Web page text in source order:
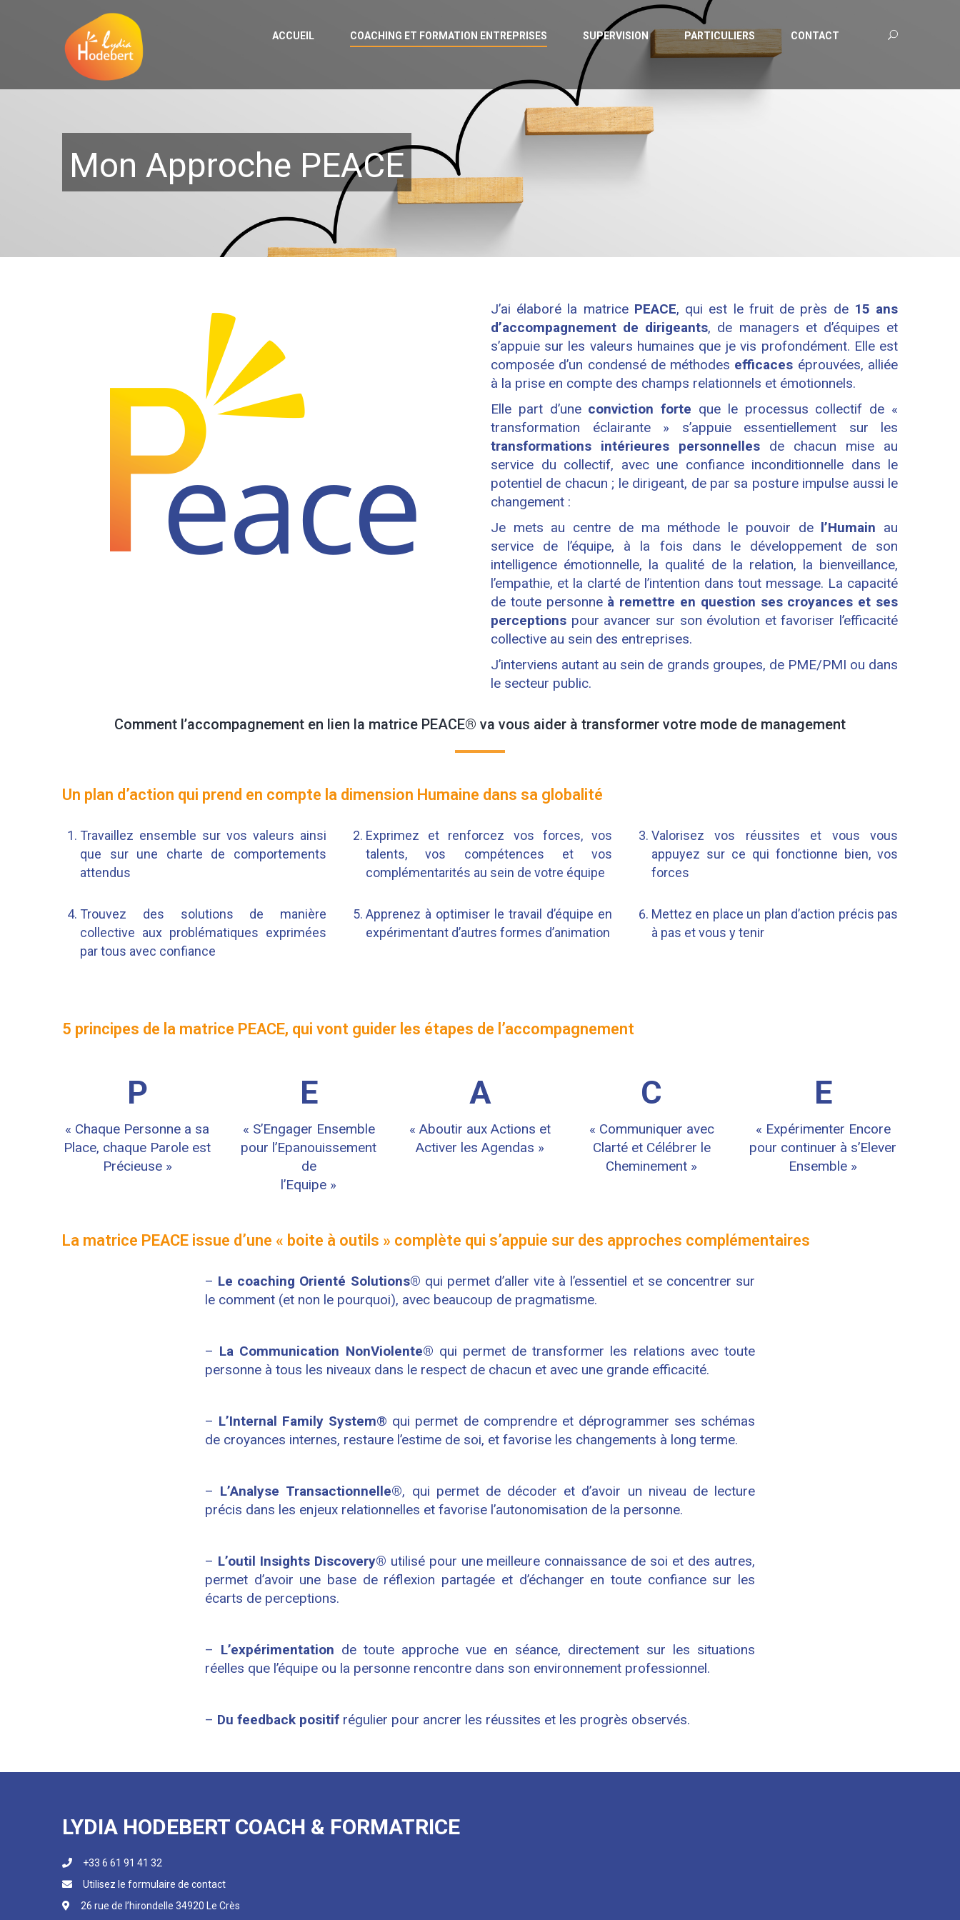
ACCUEIL COACHING ET FORMATION ENTREPRISES SUPERVISION PARTICULIERS CONTACT
Mon Approche PEACE
J’ai élaboré la matrice PEACE, qui est le fruit de près de 15 ans
d’accompagnement de dirigeants, de managers et d’équipes et
s’appuie sur les valeurs humaines que je vis profondément. Elle est
composée d’un condensé de méthodes efficaces éprouvées, alliée
à la prise en compte des champs relationnels et émotionnels.
Elle part d’une conviction forte que le processus collectif de «
transformation éclairante » s’appuie essentiellement sur les
transformations intérieures personnelles de chacun mise au
service du collectif, avec une confiance inconditionnelle dans le
potentiel de chacun ; le dirigeant, de par sa posture impulse aussi le
changement :
Je mets au centre de ma méthode le pouvoir de l’Humain au
service de l’équipe, à la fois dans le développement de son
intelligence émotionnelle, la qualité de la relation, la bienveillance,
l’empathie, et la clarté de l’intention dans tout message. La capacité
de toute personneà remettre en question ses croyances et ses
perceptions pour avancer sur son évolution et favoriser l’efficacité
collective au sein des entreprises.
J’interviens autant au sein de grands groupes, de PME/PMI ou dans
le secteur public.
Comment l’accompagnement en lien la matrice PEACE® va vous aider à transformer votre mode de management
Un plan d’action qui prend en compte la dimension Humaine dans sa globalité
Travaillez ensemble sur vos valeurs ainsi
que sur une charte de comportements
attendus
Exprimez et renforcez vos forces, vos
talents, vos compétences et vos
complémentarités au sein de votre équipe
Valorisez vos réussites et vous vous
appuyez sur ce qui fonctionne bien, vos
forces
Trouvez des solutions de manière
collective aux problématiques exprimées
par tous avec confiance
Apprenez à optimiser le travail d’équipe en
expérimentant d’autres formes d’animation
Mettez en place un plan d’action précis pas
à pas et vous y tenir
5 principes de la matrice PEACE, qui vont guider les étapes de l’accompagnement
P
« Chaque Personne a sa
Place, chaque Parole est
Précieuse »
E
« S’Engager Ensemble
pour l’Epanouissement
de
l’Equipe »
A
« Aboutir aux Actions et
Activer les Agendas »
C
« Communiquer avec
Clarté et Célébrer le
Cheminement »
E
« Expérimenter Encore
pour continuer à s’Elever
Ensemble »
La matrice PEACE issue d’une « boite à outils » complète qui s’appuie sur des approches complémentaires
– Le coaching Orienté Solutions® qui permet d’aller vite à l’essentiel et se concentrer sur
le comment (et non le pourquoi), avec beaucoup de pragmatisme.
– La Communication NonViolente® qui permet de transformer les relations avec toute
personne à tous les niveaux dans le respect de chacun et avec une grande efficacité.
– L’Internal Family System® qui permet de comprendre et déprogrammer ses schémas
de croyances internes, restaure l’estime de soi, et favorise les changements à long terme.
– L’Analyse Transactionnelle®, qui permet de décoder et d’avoir un niveau de lecture
précis dans les enjeux relationnelles et favorise l’autonomisation de la personne.
– L’outil Insights Discovery® utilisé pour une meilleure connaissance de soi et des autres,
permet d’avoir une base de réflexion partagée et d’échanger en toute confiance sur les
écarts de perceptions.
– L’expérimentation de toute approche vue en séance, directement sur les situations
réelles que l’équipe ou la personne rencontre dans son environnement professionnel.
– Du feedback positif régulier pour ancrer les réussites et les progrès observés.
LYDIA HODEBERT COACH & FORMATRICE
+33 6 61 91 41 32
Utilisez le formulaire de contact
26 rue de l’hirondelle 34920 Le Crès